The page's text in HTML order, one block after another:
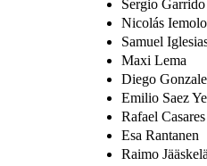
Sergio Garrido
Nicolás Iemolo
Samuel
Maxi Lema
Diego
Emilio Saez
Rafael Casares
Esa Rantanen
Raimo